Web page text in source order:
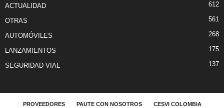
ACTUALIDAD 612
OTRAS 561
AUTOMÓVILES 268
LANZAMIENTOS 175
SEGURIDAD VIAL 137
PROVEEDORES PAUTE CON NOSOTROS CESVI COLOMBIA